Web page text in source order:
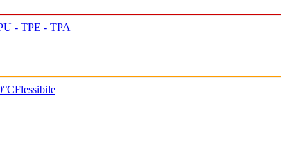
- TPE - TPA
Flessibile